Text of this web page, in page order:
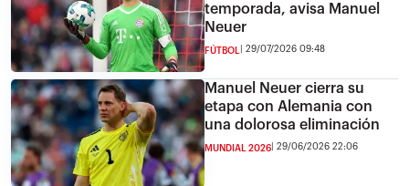
temporada, avisa Manuel
Neuer
FÚTBOL 29/07/2026 09:48
Manuel Neuer cierra su
etapa con Alemania con
una dolorosa eliminación
MUNDIAL 2026 29/06/2026 22:06